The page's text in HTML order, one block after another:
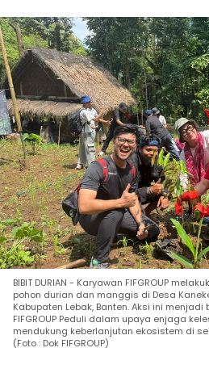
BIBIT DURIAN - Karyawan FIFGROUP
pohon durian dan manggis di Desa
Kabupaten Lebak, Banten. Aksi ini
FIFGROUP Peduli dalam upaya enjaga
mendukung keberlanjutan ekosistem di
(Foto : Dok FIFGROUP)